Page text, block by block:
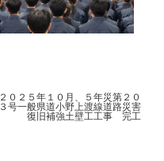
２０２５年１０月、５年災第２０
３号一般県道小野上渡線道路災害
復旧補強土壁工工事 完工